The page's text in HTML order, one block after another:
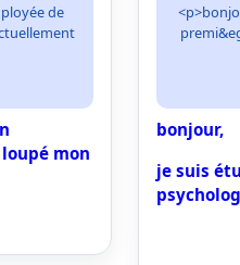
de
mon
bonjour,
je suis